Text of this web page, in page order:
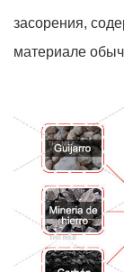
засорения,
материале